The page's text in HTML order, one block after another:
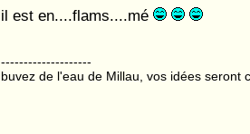
il est en....flams....mé
--------------------
buvez de l'eau de Millau, vos idées seront